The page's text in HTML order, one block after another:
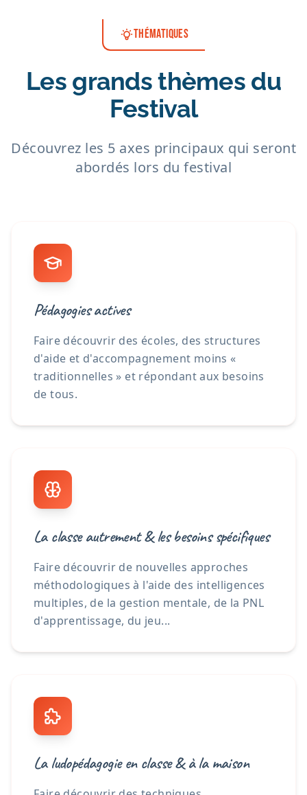
THÉMATIQUES
Les grands thèmes du
Festival
Découvrez les 5 axes principaux qui seront
abordés lors du festival
Pédagogies actives
Faire découvrir des écoles, des structures
d'aide et d'accompagnement moins «
traditionnelles » et répondant aux besoins
de tous.
La classe autrement & les besoins spécifiques
Faire découvrir de nouvelles approches
méthodologiques à l'aide des intelligences
multiples, de la gestion mentale, de la PNL
d'apprentissage, du jeu...
La ludopédagogie en classe & à la maison